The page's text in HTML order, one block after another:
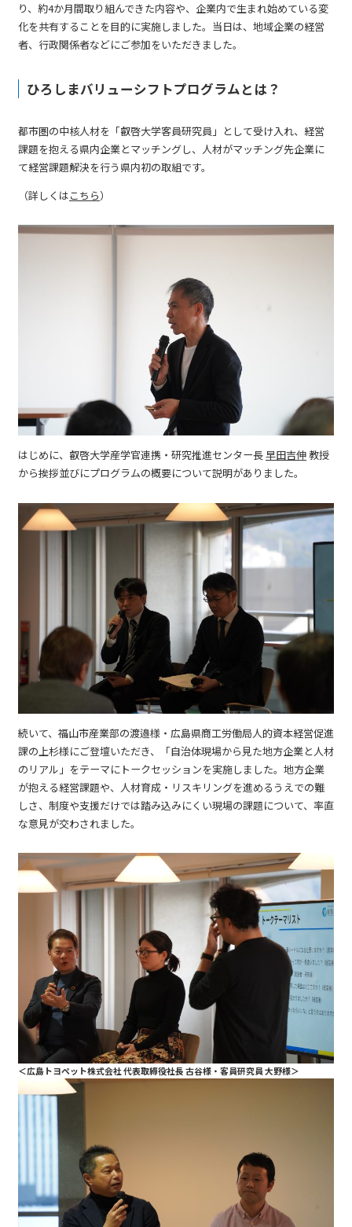
り、約4か月間取り組んできた内容や、企業内で生まれ始めている変
化を共有することを目的に実施しました。当日は、地域企業の経営
者、行政関係者などにご参加をいただきました。
ひろしまバリューシフトプログラムとは？
都市圏の中核人材を「叡啓大学客員研究員」として受け入れ、経営
課題を抱える県内企業とマッチングし、人材がマッチング先企業に
て経営課題解決を行う県内初の取組です。
（詳しくはこちら）
はじめに、叡啓大学産学官連携・研究推進センター長早田吉伸教授
から挨拶並びにプログラムの概要について説明がありました。
続いて、福山市産業部の渡邉様・広島県商工労働局人的資本経営促進
課の上杉様にご登壇いただき、「自治体現場から見た地方企業と人材
のリアル」をテーマにトークセッションを実施しました。地方企業
が抱える経営課題や、人材育成・リスキリングを進めるうえでの難
しさ、制度や支援だけでは踏み込みにくい現場の課題について、率直
な意見が交わされました。
＜広島トヨペット株式会社 代表取締役社長 古谷様・客員研究員 大野様＞